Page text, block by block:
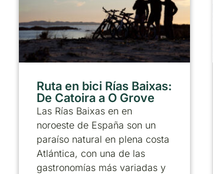
Ruta en bici Rías Baixas:
De Catoira a O Grove
Las Rías Baixas en en
noroeste de España son un
paraíso natural en plena costa
Atlántica, con una de las
gastronomías más variadas y